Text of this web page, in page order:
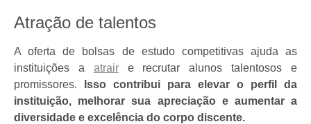
Atração de talentos
A oferta de bolsas de estudo competitivas ajuda as
instituições a atraire recrutar alunos talentosos e
promissores.
Isso contribui para elevar o perfil da
instituição, melhorar sua apreciação e aumentar a
diversidade e excelência do corpo discente.